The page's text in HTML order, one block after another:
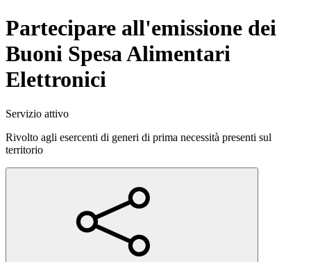
Partecipare all'emissione dei
Buoni Spesa Alimentari
Elettronici
Servizio attivo
Rivolto agli esercenti di generi di prima necessità presenti sul
territorio